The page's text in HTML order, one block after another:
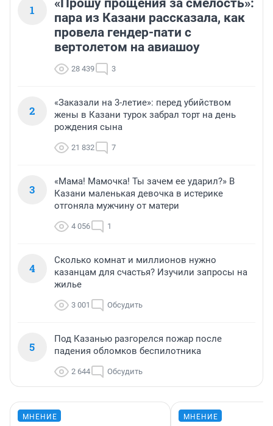
1
«Прошу прощения за смелость»:
пара из Казани рассказала, как
провела гендер-пати с
вертолетом на авиашоу
28 439 3
2
«Заказали на 3-летие»: перед убийством
жены в Казани турок забрал торт на день
рождения сына
21 832 7
3
«Мама! Мамочка! Ты зачем ее ударил?» В
Казани маленькая девочка в истерике
отгоняла мужчину от матери
4 056 1
4
Сколько комнат и миллионов нужно
казанцам для счастья? Изучили запросы на
жилье
3 001 Обсудить
5
Под Казанью разгорелся пожар после
падения обломков беспилотника
2 644 Обсудить
МНЕНИЕ МНЕНИЕ